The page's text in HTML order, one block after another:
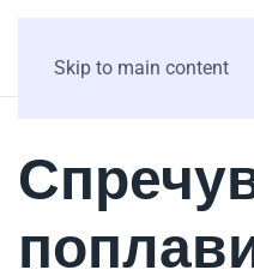
Skip to main content